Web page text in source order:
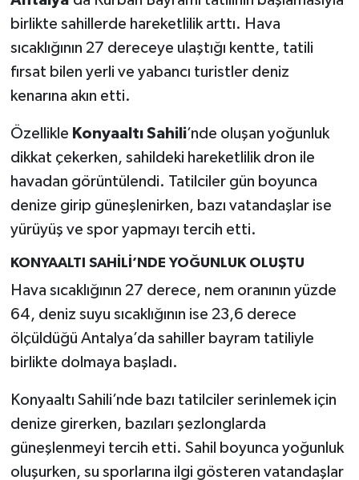
birlikte sahillerde hareketlilik arttı. Hava
sıcaklığının 27 dereceye ulaştığı kentte, tatili
fırsat bilen yerli ve yabancı turistler deniz
kenarına akın etti.
Özellikle Konyaaltı Sahili’nde oluşan yoğunluk
dikkat çekerken, sahildeki hareketlilik dron ile
havadan görüntülendi. Tatilciler gün boyunca
denize girip güneşlenirken, bazı vatandaşlar ise
yürüyüş ve spor yapmayı tercih etti.
KONYAALTI SAHİLİ’NDE YOĞUNLUK OLUŞTU
Hava sıcaklığının 27 derece, nem oranının yüzde
64, deniz suyu sıcaklığının ise 23,6 derece
ölçüldüğü Antalya’da sahiller bayram tatiliyle
birlikte dolmaya başladı.
Konyaaltı Sahili’nde bazı tatilciler serinlemek için
denize girerken, bazıları şezlonglarda
güneşlenmeyi tercih etti. Sahil boyunca yoğunluk
oluşurken, su sporlarına ilgi gösteren vatandaşlar